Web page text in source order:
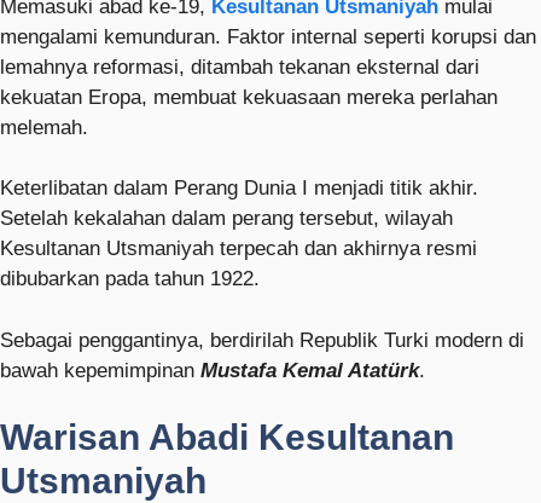
Memasuki abad ke-19, Kesultanan Utsmaniyah mulai
mengalami kemunduran. Faktor internal seperti korupsi dan
lemahnya reformasi, ditambah tekanan eksternal dari
kekuatan Eropa, membuat kekuasaan mereka perlahan
melemah.
Keterlibatan dalam Perang Dunia I menjadi titik akhir.
Setelah kekalahan dalam perang tersebut, wilayah
Kesultanan Utsmaniyah terpecah dan akhirnya resmi
dibubarkan pada tahun 1922.
Sebagai penggantinya, berdirilah Republik Turki modern di
bawah kepemimpinan Mustafa Kemal Atatürk.
Warisan Abadi Kesultanan
Utsmaniyah